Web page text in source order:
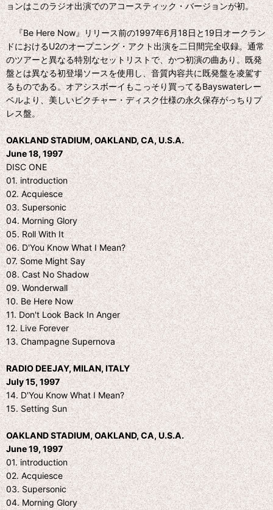
ョンはこのラジオ出演でのアコースティック・バージョンが初。
『Be Here Now』リリース前の1997年6月18日と19日オークラン
ドにおけるU2のオープニング・アクト出演を二日間完全収録。通常
のツアーと異なる特別なセットリストで、かつ初演の曲あり。既発
盤とは異なる初登場ソースを使用し、音質内容共に既発盤を凌駕す
るものである。オアシスボーイもこっそり買ってるBayswaterレー
ベルより、美しいピクチャー・ディスク仕様の永久保存がっちりプ
レス盤。
OAKLAND STADIUM, OAKLAND, CA, U.S.A.
June 18, 1997
DISC ONE
01. introduction
02. Acquiesce
03. Supersonic
04. Morning Glory
05. Roll With It
06. D'You Know What I Mean?
07. Some Might Say
08. Cast No Shadow
09. Wonderwall
10. Be Here Now
11. Don't Look Back In Anger
12. Live Forever
13. Champagne Supernova
RADIO DEEJAY, MILAN, ITALY
July 15, 1997
14. D'You Know What I Mean?
15. Setting Sun
OAKLAND STADIUM, OAKLAND, CA, U.S.A.
June 19, 1997
01. introduction
02. Acquiesce
03. Supersonic
04. Morning Glory